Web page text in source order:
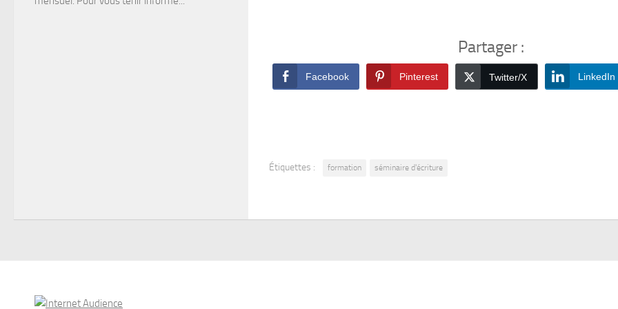
Partager :
Facebook Pinterest Twitter/X LinkedIn
Étiquettes : formation séminaire d'écriture